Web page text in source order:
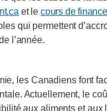
et lecours de
qui permettent
l’année.
les Canadiens font
Actuellement, le
aux aliments et aux